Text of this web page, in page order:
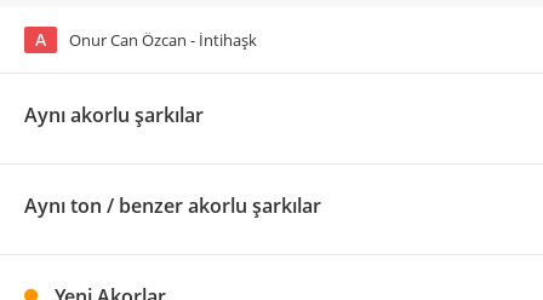
A Onur Can Özcan - İntihaşk
Aynı akorlu şarkılar
Aynı ton / benzer akorlu şarkılar